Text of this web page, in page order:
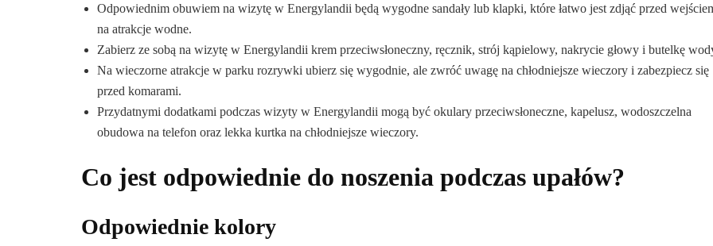
Odpowiednim obuwiem na wizytę w Energylandii będą wygodne sandały lub klapki, które łatwo jest zdjąć przed
na atrakcje wodne.
Zabierz ze sobą na wizytę w Energylandii krem przeciwsłoneczny, ręcznik, strój kąpielowy, nakrycie głowy i butelkę
Na wieczorne atrakcje w parku rozrywki ubierz się wygodnie, ale zwróć uwagę na chłodniejsze wieczory i zabezpiecz się
przed komarami.
Przydatnymi dodatkami podczas wizyty w Energylandii mogą być okulary przeciwsłoneczne, kapelusz, wodoszczelna
obudowa na telefon oraz lekka kurtka na chłodniejsze wieczory.
Co jest odpowiednie do noszenia podczas upałów?
Odpowiednie kolory